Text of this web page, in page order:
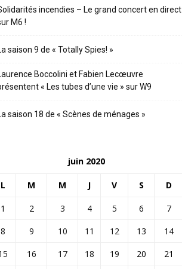
incendies – Le grand concert en direct
M6 !
saison 9 de « Totally Spies! »
Boccolini et Fabien Lecœuvre
« Les tubes d’une vie » sur W9
saison 18 de « Scènes de ménages »
juin 2020
L M M J V S D
1 2 3 4 5 6
7
8
9 10 11 12 13
14
16 17 18 19 20 21